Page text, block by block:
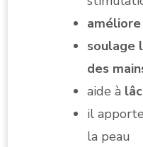
soulage
des
aide à
il
la peau